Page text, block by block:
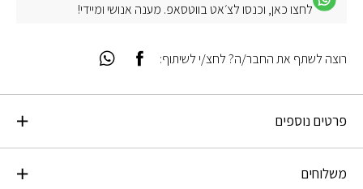
לחצו כאן, וכנסו לצ׳אט בווטסאפ. מענה אנושי ומיידי!
פרטים נוספים
משלוחים
רוצה לשתף את החבר/ה? לחצ/י לשיתוף: